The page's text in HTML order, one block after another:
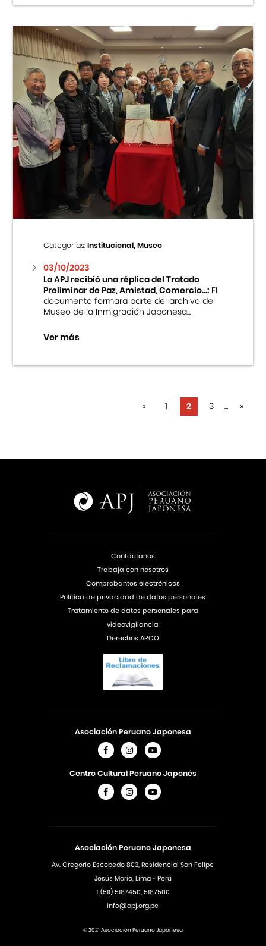
Categorías:Institucional, Museo
03/10/2023
La APJ recibió una réplica del Tratado
Preliminar de Paz, Amistad, Comercio...:El
documento formará parte del archivo del
Museo de la Inmigración Japonesa...
Ver más
« 1 2 3 ... »
Asociación Peruano Japonesa
Av. Gregorio Escobedo 803, Residencial San Felipe
Jesús Maria, Lima - Perú
T.(511) 5187450, 5187500
info@apj.org.pe
Asociación Peruano Japonesa
Centro Cultural Peruano Japonés
Contáctanos
Trabaja con nosotros
Comprobantes electrónicos
Política de privacidad de datos personales
Tratamiento de datos personales para
videovigilancia
Derechos ARCO
© 2021 Asociación Peruano Japonesa